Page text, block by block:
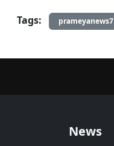
Tags: prameyanews7
News